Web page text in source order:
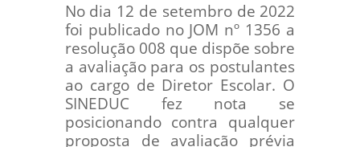
No dia 12 de setembro de 2022
foi publicado no JOM nº 1356 a
resolução 008 que dispõe sobre
a avaliação para os postulantes
ao cargo de Diretor Escolar. O
SINEDUC fez nota se
posicionando contra qualquer
proposta de avaliação prévia